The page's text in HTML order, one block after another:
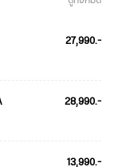
27,990.-
28,990.-
13,990.-